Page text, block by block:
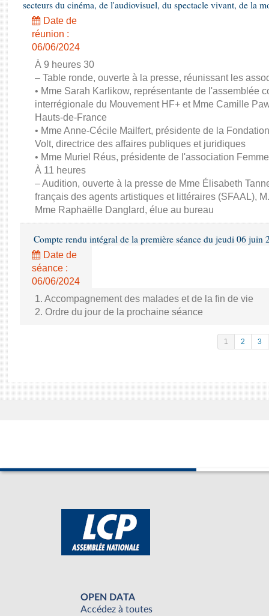
secteurs du cinéma, de l'audiovisuel, du spectacle vivant, de la
Date de
réunion :
06/06/2024
À 9 heures 30
– Table ronde, ouverte à la presse, réunissant les
• Mme Sarah Karlikow, représentante de l'assemblée
interrégionale du Mouvement HF+ et Mme Camille
Hauts-de-France
• Mme Anne-Cécile Mailfert, présidente de la
Volt, directrice des affaires publiques et juridiques
• Mme Muriel Réus, présidente de l'association
À 11 heures
– Audition, ouverte à la presse de Mme Élisabeth
français des agents artistiques et littéraires (SFAAL),
Mme Raphaëlle Danglard, élue au bureau
Compte rendu intégral de la première séance du jeudi 06 juin
Date de
séance :
06/06/2024
1. Accompagnement des malades et de la fin de vie
2. Ordre du jour de la prochaine séance
1 2 3
OPEN DATA
Accédez à toutes